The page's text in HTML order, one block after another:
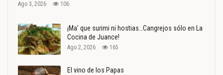
Ago 3, 2026 106
¡Ma’ que surimi ni hostias…Cangrejos sólo en La
Cocina de Juance!
Ago 2, 2026 165
El vino de los Papas